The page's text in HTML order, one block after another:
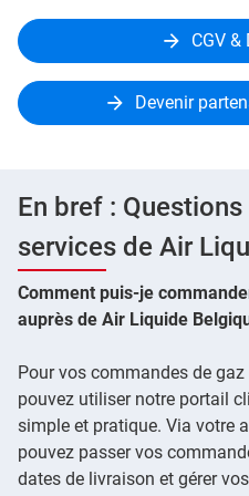
CGV
Devenir
En bref :
services de Air
Comment puis-je
auprès de Air Liquide
Pour vos commandes de
pouvez utiliser notre portail
simple et pratique. Via votre
pouvez passer vos
dates de livraison et gérer